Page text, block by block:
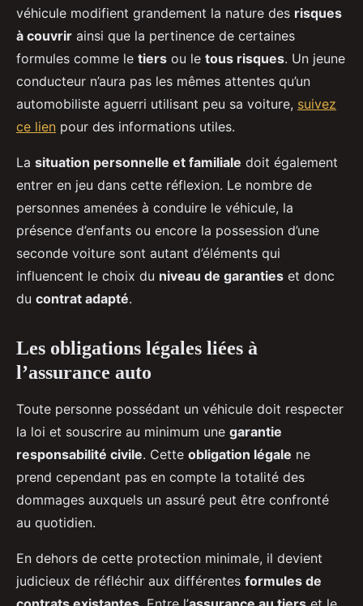
véhicule modifient grandement la nature des risques
à couvrir ainsi que la pertinence de certaines
formules comme le tiers ou le tous risques. Un jeune
conducteur n’aura pas les mêmes attentes qu’un
automobiliste aguerri utilisant peu sa voiture, suivez
ce lien pour des informations utiles.
La situation personnelle et familiale doit également
entrer en jeu dans cette réflexion. Le nombre de
personnes amenées à conduire le véhicule, la
présence d’enfants ou encore la possession d’une
seconde voiture sont autant d’éléments qui
influencent le choix du niveau de garanties et donc
du contrat adapté.
Les obligations légales liées à
l’assurance auto
Toute personne possédant un véhicule doit respecter
la loi et souscrire au minimum une garantie
responsabilité civile. Cette obligation légale ne
prend cependant pas en compte la totalité des
dommages auxquels un assuré peut être confronté
au quotidien.
En dehors de cette protection minimale, il devient
judicieux de réfléchir aux différentes formules de